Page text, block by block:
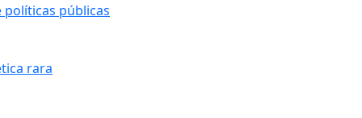
políticas públicas
rara